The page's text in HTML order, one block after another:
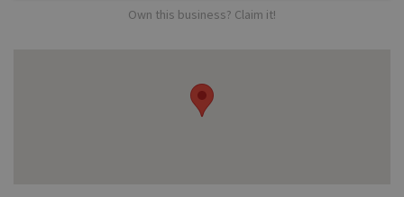
Own this business? Claim it!